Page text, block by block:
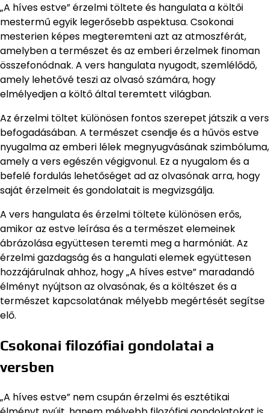
„A híves estve” érzelmi töltete és hangulata a költői
mestermű egyik legerősebb aspektusa. Csokonai
mesterien képes megteremteni azt az atmoszférát,
amelyben a természet és az emberi érzelmek finoman
összefonódnak. A vers hangulata nyugodt, szemlélődő,
amely lehetővé teszi az olvasó számára, hogy
elmélyedjen a költő által teremtett világban.
Az érzelmi töltet különösen fontos szerepet játszik a vers
befogadásában. A természet csendje és a hűvös estve
nyugalma az emberi lélek megnyugvásának szimbóluma,
amely a vers egészén végigvonul. Ez a nyugalom és a
befelé fordulás lehetőséget ad az olvasónak arra, hogy
saját érzelmeit és gondolatait is megvizsgálja.
A vers hangulata és érzelmi töltete különösen erős,
amikor az estve leírása és a természet elemeinek
ábrázolása együttesen teremti meg a harmóniát. Az
érzelmi gazdagság és a hangulati elemek együttesen
hozzájárulnak ahhoz, hogy „A híves estve” maradandó
élményt nyújtson az olvasónak, és a költészet és a
természet kapcsolatának mélyebb megértését segítse
elő.
Csokonai filozófiai gondolatai a
versben
„A híves estve” nem csupán érzelmi és esztétikai